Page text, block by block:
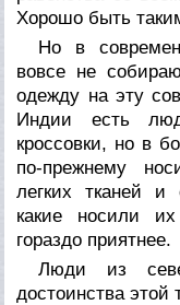
Хорошо быть
Но в
вовсе не
одежду на эту
Индии есть
кроссовки, но в
по-прежнему
легких тканей и
какие носили
гораздо приятнее.
Люди из
достоинства